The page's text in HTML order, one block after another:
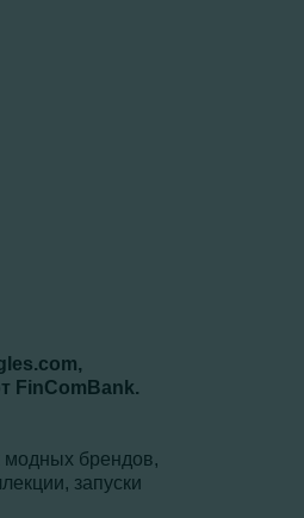
FinComBank.
модных брендов,
запуски